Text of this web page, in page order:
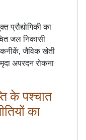
का
जल निकासी
जैविक खेती
अपरदन रोकना
के पश्चात
का